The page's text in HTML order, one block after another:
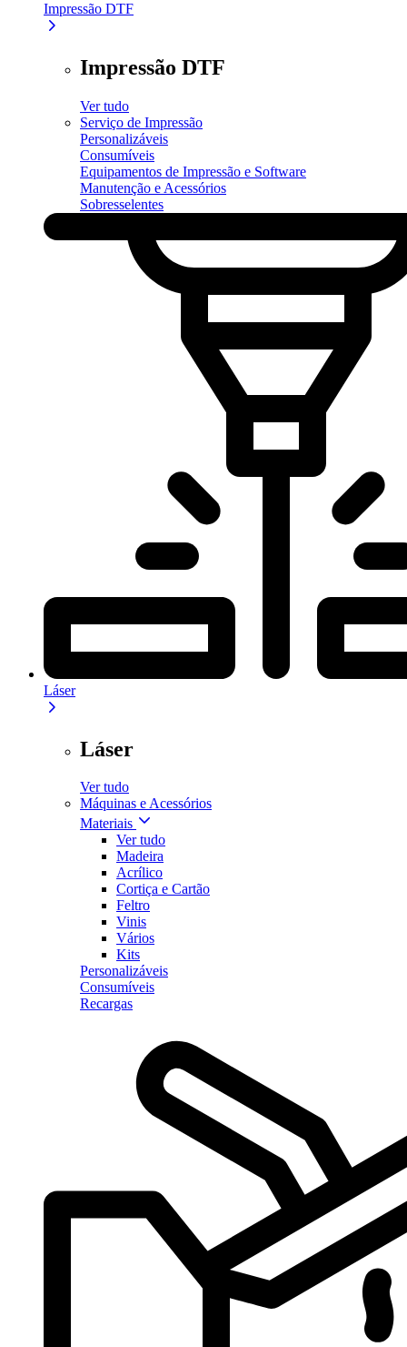
Impressão DTF
Impressão DTF
Ver tudo
Serviço de Impressão
Personalizáveis
Consumíveis
Equipamentos de Impressão e Software
Manutenção e Acessórios
Sobresselentes
Láser
Láser
Ver tudo
Máquinas e Acessórios
Materiais
Ver tudo
Madeira
Acrílico
Cortiça e Cartão
Feltro
Vinis
Vários
Kits
Personalizáveis
Consumíveis
Recargas